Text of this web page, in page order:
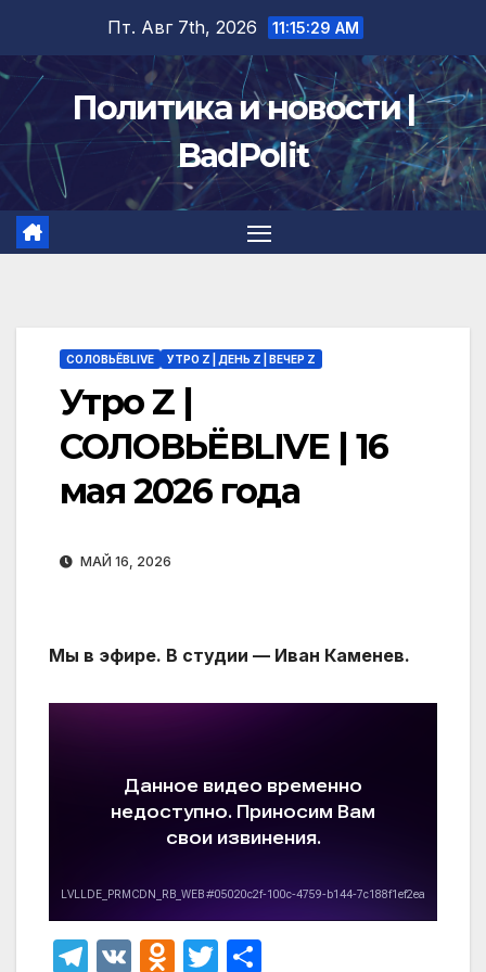
содержимому
Пт. Авг 7th, 2026 11:15:30 AM
Политика и новости |
BadPolit
СОЛОВЬЁВLIVE УТРО Z | ДЕНЬ Z | ВЕЧЕР Z
Утро Z |
СОЛОВЬЁВLIVE | 16
мая 2026 года
МАЙ 16, 2026
Мы в эфире. В студии — Иван Каменев.
T
V
O T